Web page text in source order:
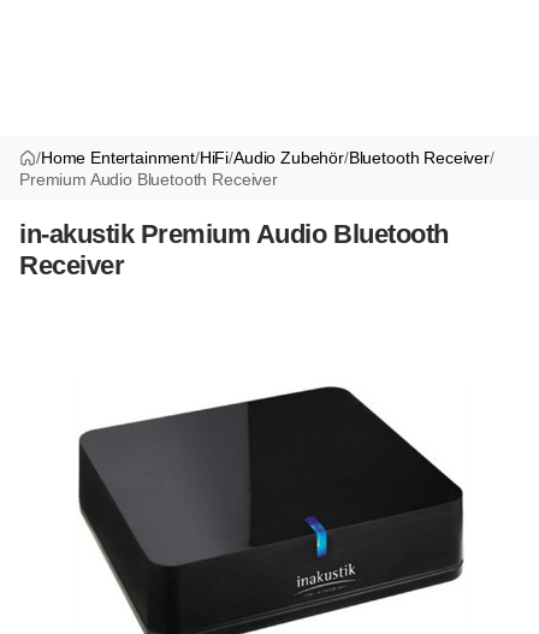
/Home Entertainment/HiFi/Audio Zubehör/Bluetooth Receiver/
Premium Audio Bluetooth Receiver
in-akustik Premium Audio Bluetooth
Receiver